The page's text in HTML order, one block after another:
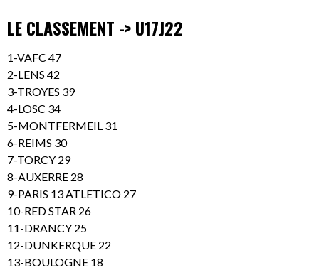
LE CLASSEMENT -> U17J22
1-VAFC 47
2-LENS 42
3-TROYES 39
4-LOSC 34
5-MONTFERMEIL 31
6-REIMS 30
7-TORCY 29
8-AUXERRE 28
9-PARIS 13 ATLETICO 27
10-RED STAR 26
11-DRANCY 25
12-DUNKERQUE 22
13-BOULOGNE 18